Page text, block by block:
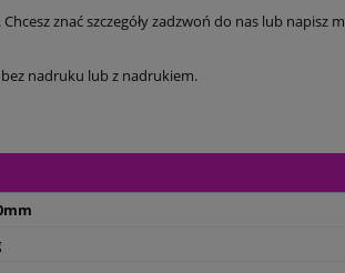
znać szczegóły zadzwoń do nas lub napisz
nadruku lub z nadrukiem.